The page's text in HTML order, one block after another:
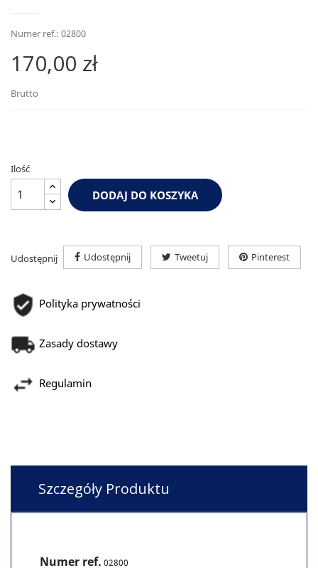
Numer ref.: 02800
170,00 zł
Brutto
Ilość
DODAJ DO KOSZYKA
Udostępnij Udostępnij Tweetuj Pinterest
Polityka prywatności
Zasady dostawy
Regulamin
Szczegóły Produktu
Numer ref. 02800